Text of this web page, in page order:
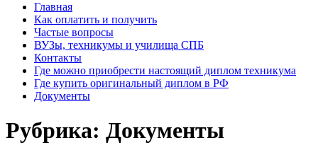
Главная
Как оплатить и получить
Частые вопросы
ВУЗы, техникумы и училища СПБ
Контакты
Где можно приобрести настоящий диплом техникума
Где купить оригинальный диплом в РФ
Документы
Рубрика: Документы